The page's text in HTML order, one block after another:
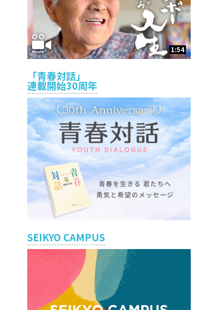
1:54
「青春対話」
連載開始30周年
SEIKYO CAMPUS